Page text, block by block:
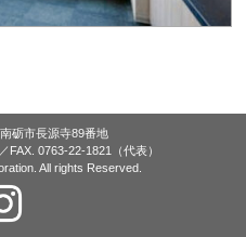
砺市長源寺89番地
FAX. 0763-22-1821（代表）
All rights Reserved.